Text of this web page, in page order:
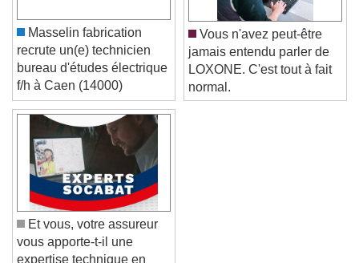
Masselin fabrication
recrute un(e) technicien
bureau d'études électrique
f/h à Caen (14000)
Vous n'avez peut-être
jamais entendu parler de
LOXONE. C'est tout à fait
normal.
Et vous, votre assureur
vous apporte-t-il une